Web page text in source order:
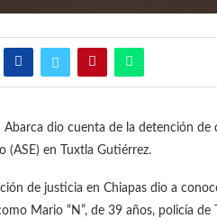
Abarca dio cuenta de la detención
(ASE) en Tuxtla Gutiérrez.
de justicia en Chiapas dio a
Mario “N”, de 39 años, policía